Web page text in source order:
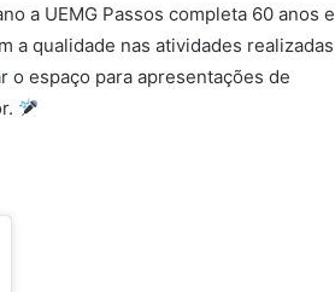
a UEMG Passos completa 60 anos e
a qualidade nas atividades realizadas
espaço para apresentações de